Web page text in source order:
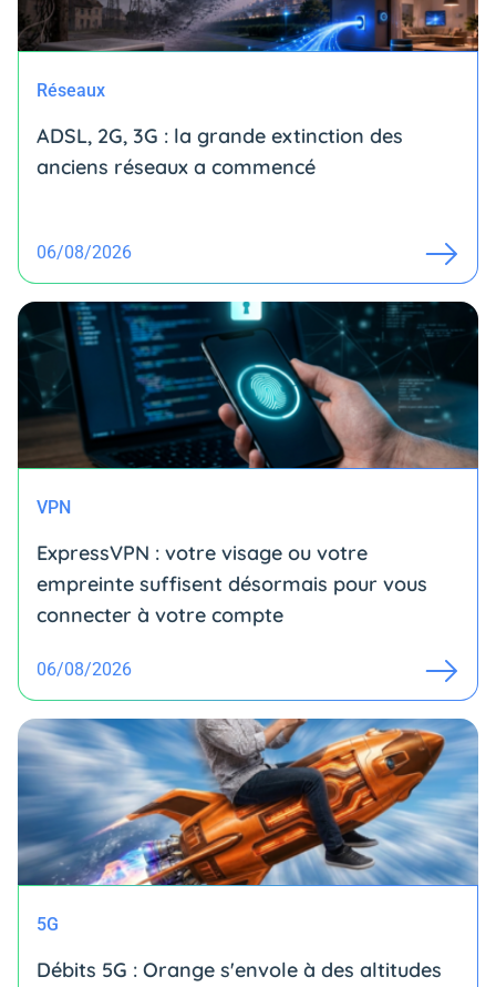
Réseaux
ADSL, 2G, 3G : la grande extinction des
anciens réseaux a commencé
06/08/2026
VPN
ExpressVPN : votre visage ou votre
empreinte suffisent désormais pour vous
connecter à votre compte
06/08/2026
5G
Débits 5G : Orange s'envole à des altitudes